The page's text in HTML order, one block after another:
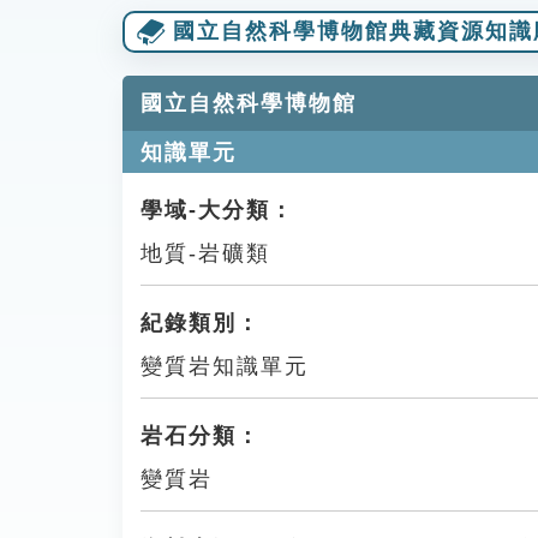
國立自然科學博物館典藏資源知識
國立自然科學博物館
知識單元
學域-大分類：
地質-岩礦類
紀錄類別：
變質岩知識單元
岩石分類：
變質岩